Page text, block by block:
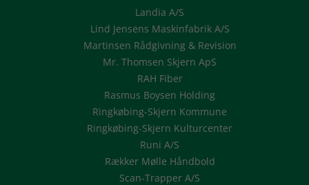
Landia A/S
Lind Jensens Maskinfabrik A/S
Martinsen Rådgivning & Revision
Mr. Thomsen Skjern ApS
RAH Fiber
Rasmus Boysen Holding
Ringkøbing-Skjern Kommune
Ringkøbing-Skjern Kulturcenter
Runi A/S
Rækker Mølle Håndbold
Scan-Trapper A/S